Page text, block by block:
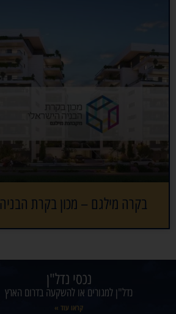
בקרה מילגם – מכון בקרת הבניה
נכסי נדל"ן
נדל"ן למגורים או להשקעה בדרום הארץ
קראו עוד »